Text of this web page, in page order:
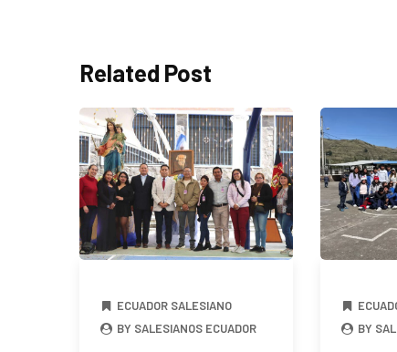
Related Post
ECUADOR SALESIANO
BY SALESIANOS ECUADOR
BY